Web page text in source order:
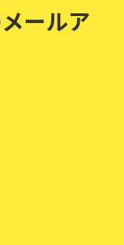
ールア